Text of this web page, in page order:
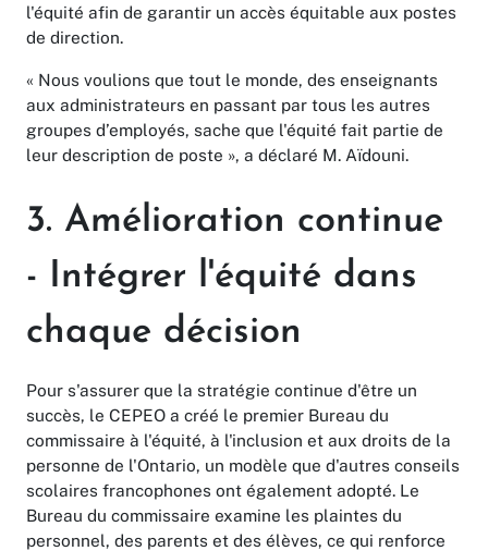
l'équité afin de garantir un accès équitable aux postes
de direction.
« Nous voulions que tout le monde, des enseignants
aux administrateurs en passant par tous les autres
groupes d’employés, sache que l'équité fait partie de
leur description de poste », a déclaré M. Aïdouni.
3. Amélioration continue
- Intégrer l'équité dans
chaque décision
Pour s'assurer que la stratégie continue d'être un
succès, le CEPEO a créé le premier Bureau du
commissaire à l'équité, à l'inclusion et aux droits de la
personne de l'Ontario, un modèle que d'autres conseils
scolaires francophones ont également adopté. Le
Bureau du commissaire examine les plaintes du
personnel, des parents et des élèves, ce qui renforce